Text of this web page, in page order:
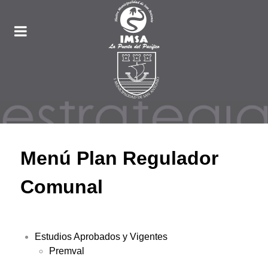
Menú Plan Regulador
Comunal
Estudios Aprobados y Vigentes
Premval